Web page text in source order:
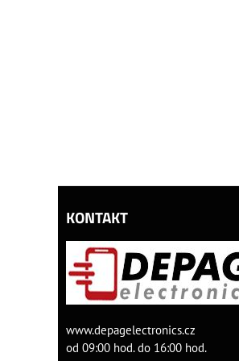
KONTAKT
www.depagelectronics.cz
od 09:00 hod. do 16:00 hod.